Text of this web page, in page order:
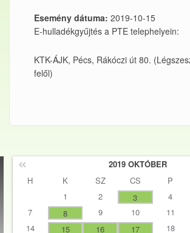
Esemény dátuma: 2019-10-15
E-hulladékgyűjtés a PTE telephelyein:
KTK-ÁJK, Pécs, Rákóczi út 80.
felől)
H K SZ CS P
1
2 3 4
7
8 9 10 11
14
15 16 17 18
2019 OKTÓBER